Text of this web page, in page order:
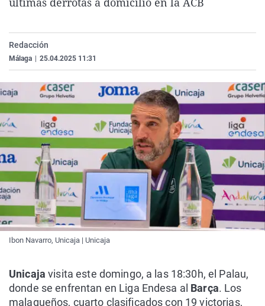
La rosa de los vientos
Gente viajera
Caso
Retornados
Operación Viuda
Extremadura
Galicia
Navarra
País Vasco
Virales
Televisión
Redacción
Málaga 25.04.2025 11:31
Ibon Navarro, Unicaja | Unicaja
Unicaja visita este domingo, a las 18:30h, el Palau,
donde se enfrentan en Liga Endesa al Barça. Los
malagueños, cuarto clasificados con 19 victorias,